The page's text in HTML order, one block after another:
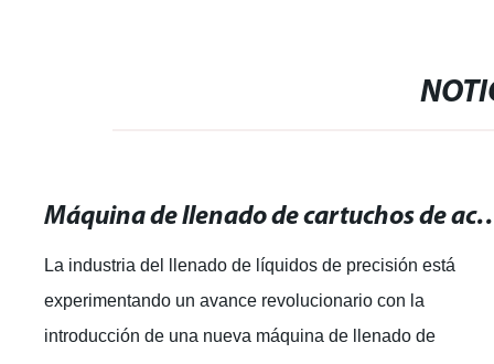
Máquina de llenado de cartuchos de aceite de 1 ml:
La industria del llenado de líquidos de precisión está
experimentando un avance revolucionario con la
introducción de una nueva máquina de llenado de